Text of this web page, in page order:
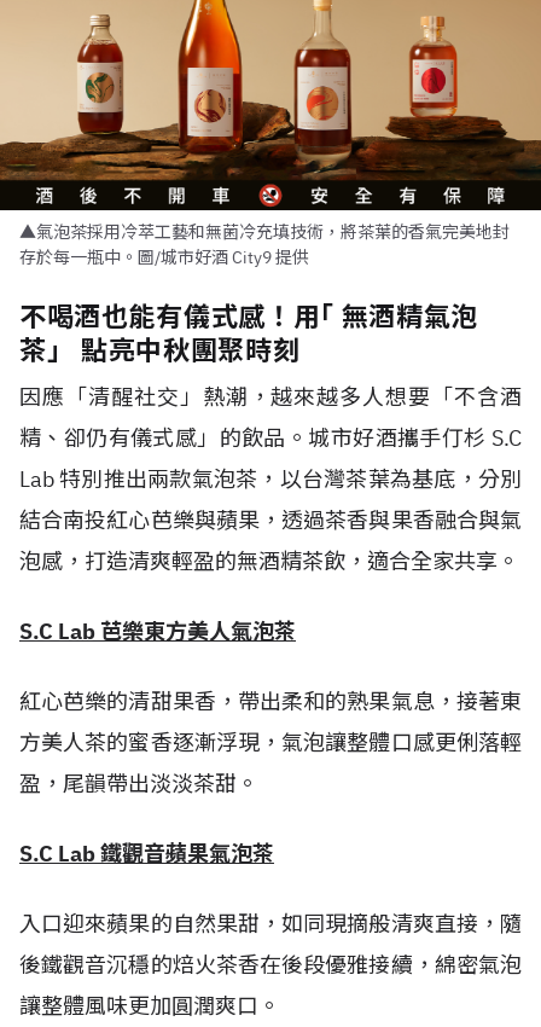
▲氣泡茶採用冷萃工藝和無菌冷充填技術，將茶葉的香氣完美地封
存於每一瓶中。圖/城市好酒 City9 提供
不喝酒也能有儀式感！用｢ 無酒精氣泡
茶」 點亮中秋團聚時刻
因應「清醒社交」熱潮，越來越多人想要「不含酒
精、卻仍有儀式感」的飲品。城市好酒攜手仃杉 S.C
Lab 特別推出兩款氣泡茶，以台灣茶葉為基底，分別
結合南投紅心芭樂與蘋果，透過茶香與果香融合與氣
泡感，打造清爽輕盈的無酒精茶飲，適合全家共享。
S.C Lab 芭樂東方美人氣泡茶
紅心芭樂的清甜果香，帶出柔和的熟果氣息，接著東
方美人茶的蜜香逐漸浮現，氣泡讓整體口感更俐落輕
盈，尾韻帶出淡淡茶甜。
S.C Lab 鐵觀音蘋果氣泡茶
入口迎來蘋果的自然果甜，如同現摘般清爽直接，隨
後鐵觀音沉穩的焙火茶香在後段優雅接續，綿密氣泡
讓整體風味更加圓潤爽口。